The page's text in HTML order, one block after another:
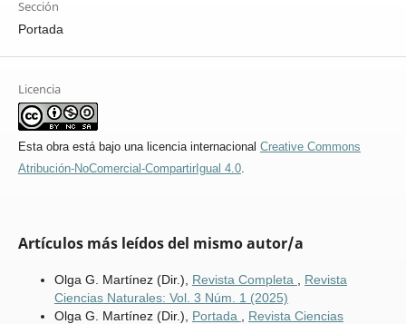
Sección
Portada
Licencia
Esta obra está bajo una licencia internacional Creative Commons
Atribución-NoComercial-CompartirIgual 4.0.
Artículos más leídos del mismo autor/a
Olga G. Martínez (Dir.), Revista Completa
Revista
Ciencias Naturales: Vol. 3 Núm. 1 (2025)
Olga G. Martínez (Dir.), Portada
Revista Ciencias